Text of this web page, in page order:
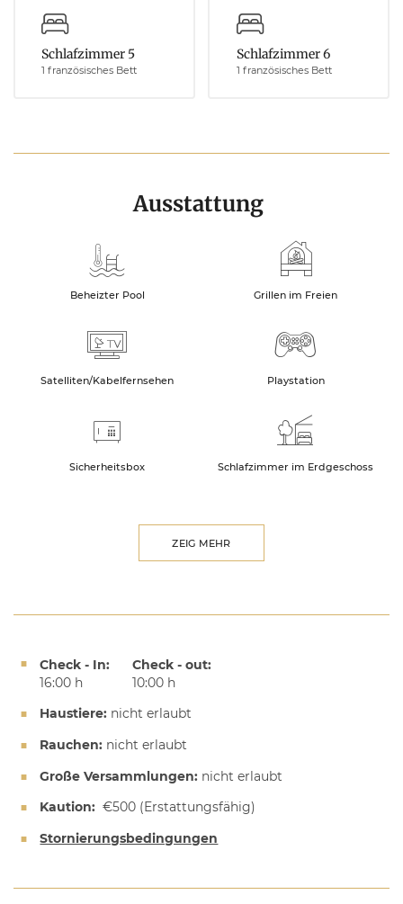
Schlafzimmer 5
1 französisches Bett
Schlafzimmer 6
1 französisches Bett
Ausstattung
Beheizter Pool Grillen im Freien
Satelliten/Kabelfernsehen Playstation
Sicherheitsbox Schlafzimmer im Erdgeschoss
ZEIG MEHR
Check - In:
16:00 h
Check - out:
10:00 h
Haustiere: nicht erlaubt
Rauchen: nicht erlaubt
Große Versammlungen: nicht erlaubt
Kaution: €500 (Erstattungsfähig)
Stornierungsbedingungen